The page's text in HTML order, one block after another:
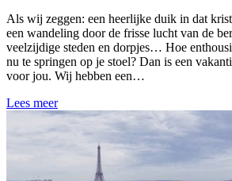
Als wij zeggen: een heerlijke duik in dat
een wandeling door de frisse lucht van de
veelzijdige steden en dorpjes… Hoe
nu te springen op je stoel? Dan is een
voor jou. Wij hebben een…
Lees meer